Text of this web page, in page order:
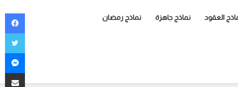
العقود نماذج جاهزة نماذج رمضان